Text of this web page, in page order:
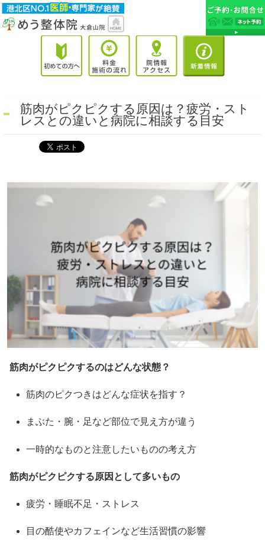
筋肉がピクピクする原因は？疲労・スト
レスとの違いと病院に相談する目安
筋肉がピクピクするのはどんな状態？
筋肉のピクつきはどんな症状を指す？
まぶた・腕・足など部位で見え方が違う
一時的なものと注意したいものの考え方
筋肉がピクピクする原因として多いもの
疲労・睡眠不足・ストレス
目の酷使やカフェインなど生活習慣の影響